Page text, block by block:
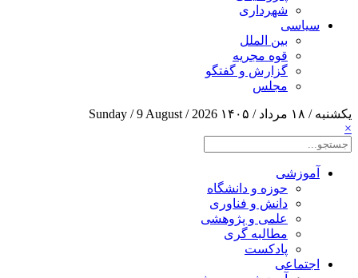
شهرداری
سیاسی
بین الملل
قوه مجریه
گزارش و گفتگو
مجلس
یکشنبه / ۱۸ مرداد / ۱۴۰۵
Sunday / 9 August / 2026
×
آموزشی
حوزه و دانشگاه
دانش و فناوری
علمی و پژوهشی
مطالبه گری
پادکست
اجتماعی